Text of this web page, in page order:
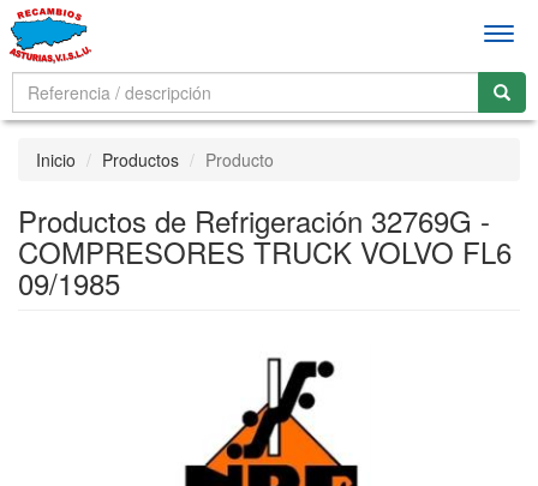
Inicio Productos Producto
Productos de Refrigeración 32769G -
COMPRESORES TRUCK VOLVO FL6
09/1985